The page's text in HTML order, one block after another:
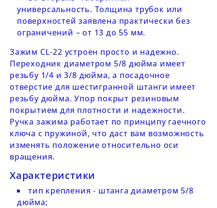
универсальность. Толщина трубок или
поверхностей заявлена практически без
ограничений – от 13 до 55 мм.
Зажим CL-22 устроен просто и надежно.
Переходник диаметром 5/8 дюйма имеет
резьбу 1/4 и 3/8 дюйма, а посадочное
отверстие для шестигранной штанги имеет
резьбу дюйма. Упор покрыт резиновым
покрытием для плотности и надежности.
Ручка зажима работает по принципу гаечного
ключа с пружиной, что даст вам возможность
изменять положение относительно оси
вращения.
Характеристики
тип крепления - штанга диаметром 5/8
дюйма;